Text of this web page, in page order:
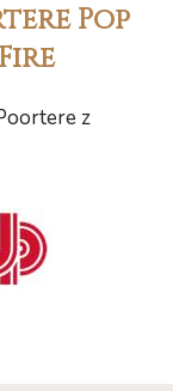
Pop
z